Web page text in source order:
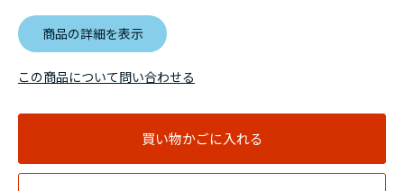
商品の詳細を表示
買い物かごに入れる
この商品について問い合わせる